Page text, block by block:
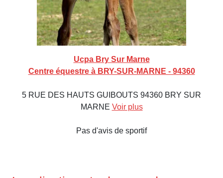
Ucpa Bry Sur Marne
Centre équestre à BRY-SUR-MARNE - 94360
5 RUE DES HAUTS GUIBOUTS 94360 BRY SUR
MARNE Voir plus
Pas d'avis de sportif